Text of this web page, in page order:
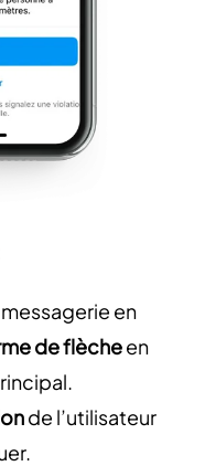
en
de flècheen
de l’utilisateur